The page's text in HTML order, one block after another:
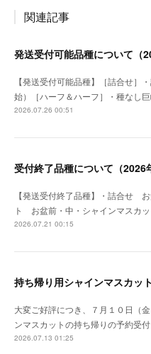
関連記事
発送受付可能品種について（
【発送受付可能品種】［詰合せ
始）［ハーフ＆ハーフ］・種なし
2026.07.26 00:51
受付終了品種について（2026
【発送受付終了品種】・詰合せ
ト お盆前・中・シャインマスカ
2026.07.21 00:15
持ち帰り用シャインマスカッ
大変ご好評につき、７月１０日（
ンマスカットの持ち帰りの予約受
2026.07.13 01:25